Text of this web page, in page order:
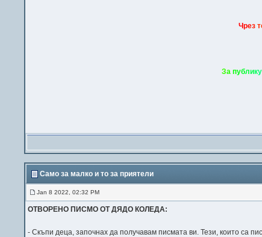
Чрез т
За публику
Само за малко и то за приятели
Jan 8 2022, 02:32 PM
ОТВОРЕНО ПИСМО ОТ ДЯДО КОЛЕДА:
- Скъпи деца, започнах да получавам писмата ви. Тези, които са